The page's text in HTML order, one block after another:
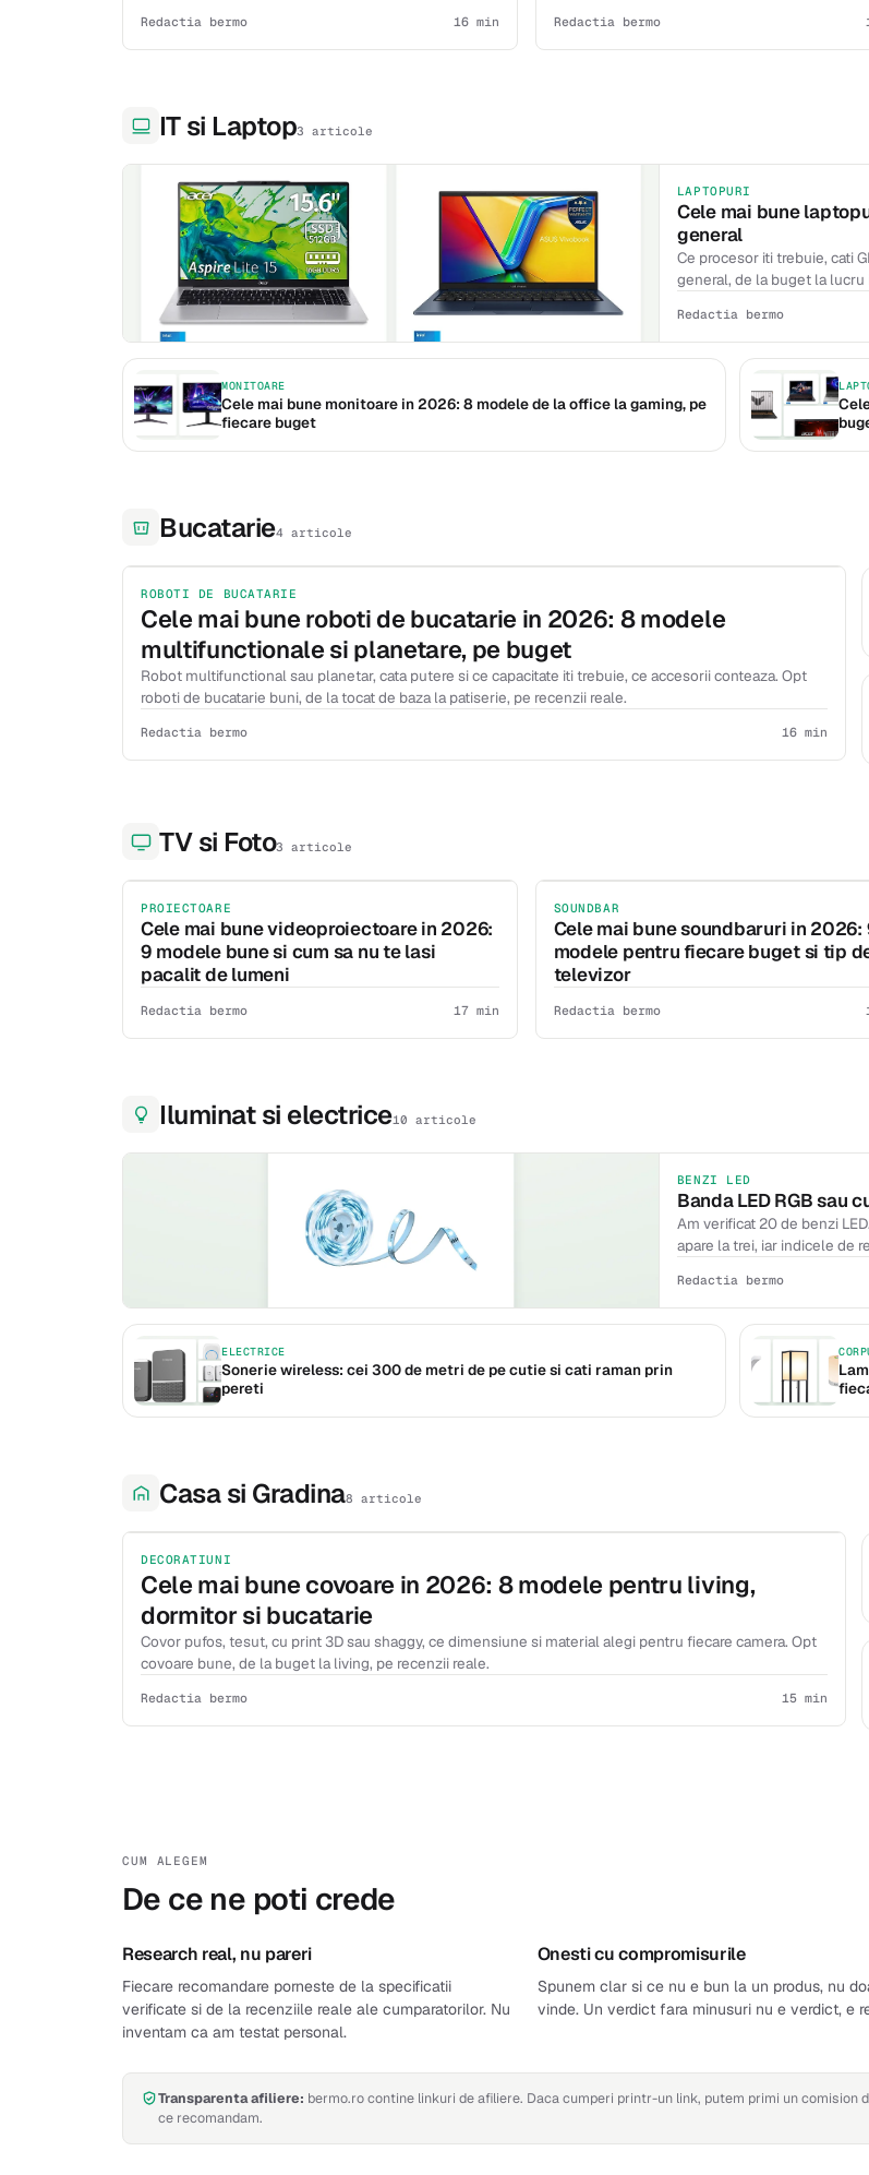
Redactia bermo 16 min Redactia bermo
IT si Laptop3 articole
LAPTOPURI
Cele mai bune
general
Ce procesor iti trebuie, cati
general, de la buget la lucru
Redactia bermo
MONITOARE
Cele mai bune monitoare in 2026: 8 modele de la office la gaming, pe
fiecare buget
Bucatarie4 articole
ROBOTI DE BUCATARIE
Cele mai bune roboti de bucatarie in 2026: 8 modele
multifunctionale si planetare, pe buget
Robot multifunctional sau planetar, cata putere si ce capacitate iti trebuie, ce accesorii conteaza. Opt
roboti de bucatarie buni, de la tocat de baza la patiserie, pe recenzii reale.
Redactia bermo 16 min
TV si Foto3 articole
PROIECTOARE
Cele mai bune videoproiectoare in 2026:
9 modele bune si cum sa nu te lasi
pacalit de lumeni
Redactia bermo 17 min
SOUNDBAR
Cele mai bune soundbaruri in 2026:
modele pentru fiecare buget si tip
televizor
Redactia bermo
Iluminat si electrice10 articole
BENZI LED
Banda LED RGB sau
Am verificat 20 de benzi
apare la trei, iar indicele de
Redactia bermo
ELECTRICE
Sonerie wireless: cei 300 de metri de pe cutie si cati raman prin
pereti
Casa si Gradina8 articole
DECORATIUNI
Cele mai bune covoare in 2026: 8 modele pentru living,
dormitor si bucatarie
Covor pufos, tesut, cu print 3D sau shaggy, ce dimensiune si material alegi pentru fiecare camera. Opt
covoare bune, de la buget la living, pe recenzii reale.
Redactia bermo 15 min
CUM ALEGEM
De ce ne poti crede
Research real, nu pareri
Fiecare recomandare porneste de la specificatii
verificate si de la recenziile reale ale cumparatorilor. Nu
inventam ca am testat personal.
Onesti cu compromisurile
Spunem clar si ce nu e bun la un produs, nu
vinde. Un verdict fara minusuri nu e verdict, e
Transparenta afiliere: bermo.ro contine linkuri de afiliere. Daca cumperi printr-un link, putem primi un
ce recomandam.